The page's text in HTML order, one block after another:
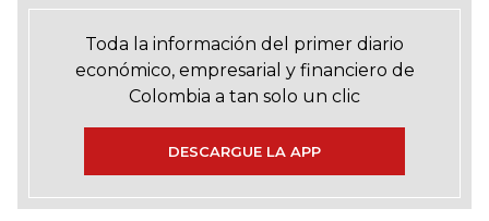
Toda la información del primer diario
económico, empresarial y financiero de
Colombia a tan solo un clic
DESCARGUE LA APP